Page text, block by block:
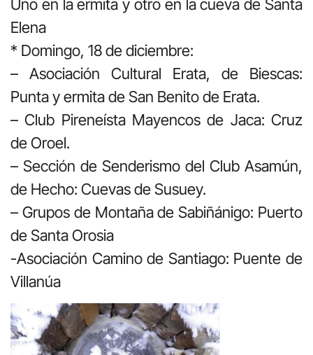
Uno en la ermita y otro en la cueva de Santa
Elena
* Domingo, 18 de diciembre:
– Asociación Cultural Erata, de Biescas:
Punta y ermita de San Benito de Erata.
– Club Pireneísta Mayencos de Jaca: Cruz
de Oroel.
– Sección de Senderismo del Club Asamún,
de Hecho: Cuevas de Susuey.
– Grupos de Montaña de Sabiñánigo: Puerto
de Santa Orosia
-Asociación Camino de Santiago: Puente de
Villanúa